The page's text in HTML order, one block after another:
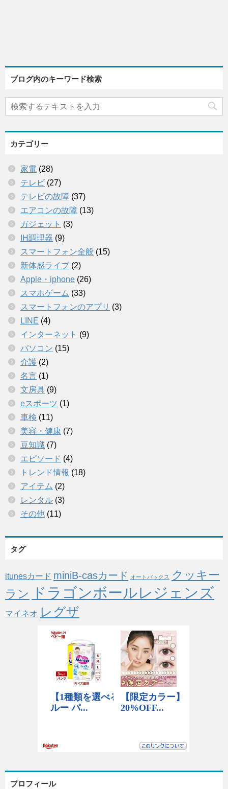
ブログ内のキーワード検索
カテゴリー
家電 (28)
テレビ (27)
テレビの故障 (37)
エアコンの故障 (13)
ガジェット (3)
IH調理器 (9)
スマートフォン全般 (15)
新体感ライブ (2)
Apple・iphone (26)
スマホゲーム (33)
スマートフォンのアプリ (3)
LINE (4)
インターネット (9)
パソコン (15)
介護 (2)
名言 (1)
文房具 (9)
eスポーツ (1)
車検 (11)
美容・健康 (7)
豆知識 (7)
エピソード (4)
トレンド情報 (18)
アイテム (2)
レンタル (3)
その他 (11)
タグ
itunesカード miniB-casカード オートバックス
クッキー
ラン
ドラゴンボールレジェンズ
マイネオ レグザ
プロフィール